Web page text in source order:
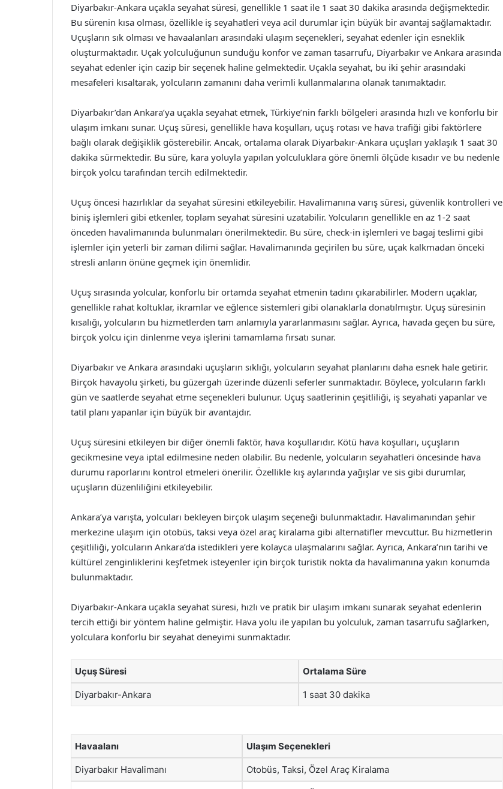
Diyarbakır-Ankara uçakla seyahat süresi, genellikle 1 saat ile 1 saat 30 dakika arasında değişmektedir.
Bu sürenin kısa olması, özellikle iş seyahatleri veya acil durumlar için büyük bir avantaj sağlamaktadır.
Uçuşların sık olması ve havaalanları arasındaki ulaşım seçenekleri, seyahat edenler için esneklik
oluşturmaktadır. Uçak yolculuğunun sunduğu konfor ve zaman tasarrufu, Diyarbakır ve Ankara arasında
seyahat edenler için cazip bir seçenek haline gelmektedir. Uçakla seyahat, bu iki şehir arasındaki
mesafeleri kısaltarak, yolcuların zamanını daha verimli kullanmalarına olanak tanımaktadır.
Diyarbakır’dan Ankara’ya uçakla seyahat etmek, Türkiye’nin farklı bölgeleri arasında hızlı ve konforlu bir
ulaşım imkanı sunar. Uçuş süresi, genellikle hava koşulları, uçuş rotası ve hava trafiği gibi faktörlere
bağlı olarak değişiklik gösterebilir. Ancak, ortalama olarak Diyarbakır-Ankara uçuşları yaklaşık 1 saat 30
dakika sürmektedir. Bu süre, kara yoluyla yapılan yolculuklara göre önemli ölçüde kısadır ve bu nedenle
birçok yolcu tarafından tercih edilmektedir.
Uçuş öncesi hazırlıklar da seyahat süresini etkileyebilir. Havalimanına varış süresi, güvenlik kontrolleri ve
biniş işlemleri gibi etkenler, toplam seyahat süresini uzatabilir. Yolcuların genellikle en az 1-2 saat
önceden havalimanında bulunmaları önerilmektedir. Bu süre, check-in işlemleri ve bagaj teslimi gibi
işlemler için yeterli bir zaman dilimi sağlar. Havalimanında geçirilen bu süre, uçak kalkmadan önceki
stresli anların önüne geçmek için önemlidir.
Uçuş sırasında yolcular, konforlu bir ortamda seyahat etmenin tadını çıkarabilirler. Modern uçaklar,
genellikle rahat koltuklar, ikramlar ve eğlence sistemleri gibi olanaklarla donatılmıştır. Uçuş süresinin
kısalığı, yolcuların bu hizmetlerden tam anlamıyla yararlanmasını sağlar. Ayrıca, havada geçen bu süre,
birçok yolcu için dinlenme veya işlerini tamamlama fırsatı sunar.
Diyarbakır ve Ankara arasındaki uçuşların sıklığı, yolcuların seyahat planlarını daha esnek hale getirir.
Birçok havayolu şirketi, bu güzergah üzerinde düzenli seferler sunmaktadır. Böylece, yolcuların farklı
gün ve saatlerde seyahat etme seçenekleri bulunur. Uçuş saatlerinin çeşitliliği, iş seyahati yapanlar ve
tatil planı yapanlar için büyük bir avantajdır.
Uçuş süresini etkileyen bir diğer önemli faktör, hava koşullarıdır. Kötü hava koşulları, uçuşların
gecikmesine veya iptal edilmesine neden olabilir. Bu nedenle, yolcuların seyahatleri öncesinde hava
durumu raporlarını kontrol etmeleri önerilir. Özellikle kış aylarında yağışlar ve sis gibi durumlar,
uçuşların düzenliliğini etkileyebilir.
Ankara’ya varışta, yolcuları bekleyen birçok ulaşım seçeneği bulunmaktadır. Havalimanından şehir
merkezine ulaşım için otobüs, taksi veya özel araç kiralama gibi alternatifler mevcuttur. Bu hizmetlerin
çeşitliliği, yolcuların Ankara’da istedikleri yere kolayca ulaşmalarını sağlar. Ayrıca, Ankara’nın tarihi ve
kültürel zenginliklerini keşfetmek isteyenler için birçok turistik nokta da havalimanına yakın konumda
bulunmaktadır.
Diyarbakır-Ankara uçakla seyahat süresi, hızlı ve pratik bir ulaşım imkanı sunarak seyahat edenlerin
tercih ettiği bir yöntem haline gelmiştir. Hava yolu ile yapılan bu yolculuk, zaman tasarrufu sağlarken,
yolculara konforlu bir seyahat deneyimi sunmaktadır.
Uçuş Süresi Ortalama Süre
Diyarbakır-Ankara 1 saat 30 dakika
Havaalanı Ulaşım Seçenekleri
Diyarbakır Havalimanı Otobüs, Taksi, Özel Araç Kiralama